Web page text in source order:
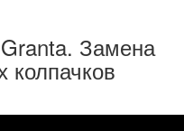
Замена
колпачков